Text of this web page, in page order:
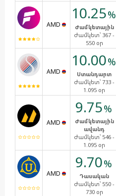
AMD
10.25%
Ժամկետային
Ժամկետ՝ 367 -
550 օր
AMD
10.00%
Ստանդարտ
Ժամկետ՝ 733 -
1.095 օր
AMD
9.75%
Ժամկետային
ավանդ
Ժամկետ՝ 546 -
1.095 օր
AMD
9.70%
Դասական
Ժամկետ՝ 550 -
730 օր